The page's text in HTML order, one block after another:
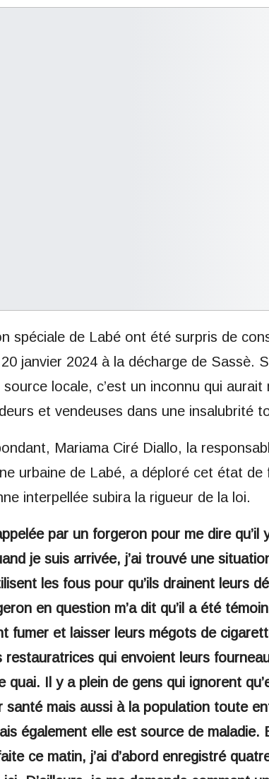
spéciale de Labé ont été surpris de
janvier 2024 à la décharge de Sassè.
locale, c’est un inconnu qui aurait
et vendeuses dans une insalubrité
Mariama Ciré Diallo, la
urbaine de Labé, a déploré cet état de
interpellée subira la rigueur de la loi.
par un forgeron pour me dire qu’il
je suis arrivée, j’ai trouvé une
les fous pour qu’ils drainent leurs
en question m’a dit qu’il a été
fumer et laisser leurs mégots de
restauratrices qui envoient leurs
quai. Il y a plein de gens qui ignorent
santé mais aussi à la population toute
également elle est source de maladie.
ce matin, j’ai d’abord enregistré